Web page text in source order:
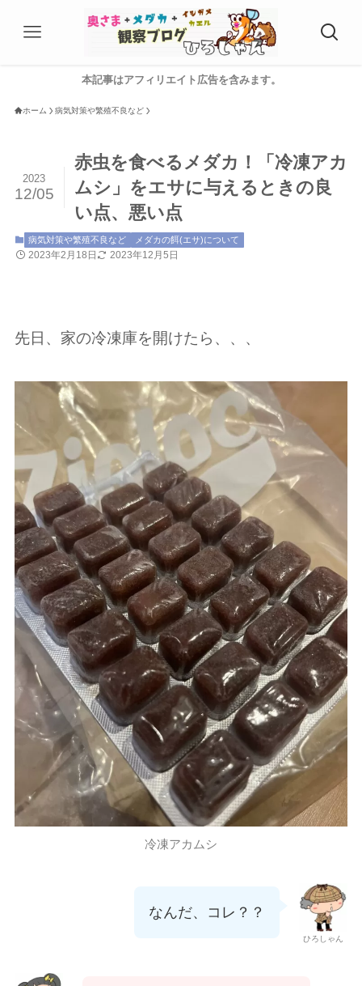
本記事はアフィリエイト広告を含みます。
ホーム 病気対策や繁殖不良など
赤虫を食べるメダカ！「冷凍アカ
ムシ」をエサに与えるときの良
い点、悪い点
2023
12/05
病気対策や繁殖不良など メダカの餌(エサ)について
2023年2月18日 2023年12月5日
先日、家の冷凍庫を開けたら、、、
冷凍アカムシ
ひろしゃん
なんだ、コレ？？